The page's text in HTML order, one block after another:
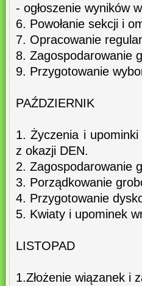
- ogłoszenie wyników
6. Powołanie sekcji i
7. Opracowanie
8. Zagospodarowanie
9. Przygotowanie
PAŹDZIERNIK
1. Życzenia i
z okazji DEN.
2. Zagospodarowanie
3. Porządkowanie
4. Przygotowanie
5. Kwiaty i upominek
LISTOPAD
1.Złożenie wiązanek i